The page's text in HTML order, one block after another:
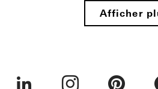
construction
Décarbonisation
Désenfumage
Afficher